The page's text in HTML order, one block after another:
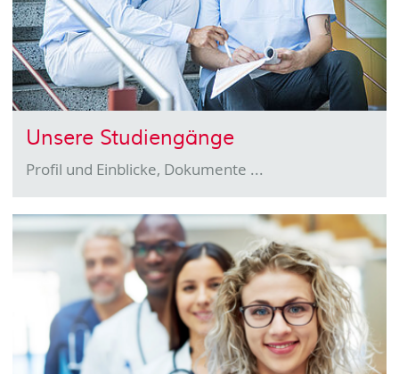
Unsere Studiengänge
Profil und Einblicke, Dokumente ...